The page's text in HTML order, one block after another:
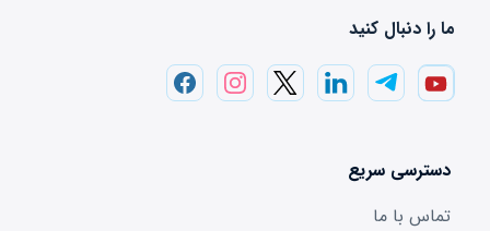
ما را دنبال کنید
دسترسی سریع
تماس با ما